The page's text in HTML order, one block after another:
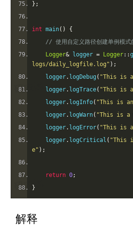
};
int main()
{
// 使用自定义路径创建单例模式
Logger& logger = Logger::
logs/daily_logfile.log" );
logger. logDebug ( "This is a
logger. logTrace( "This is
logger. logInfo( "This is
logger. logWarn( "This is a
logger. logError( "This is
logger. logCritical ( "This
e" );
return 0;
}
解释